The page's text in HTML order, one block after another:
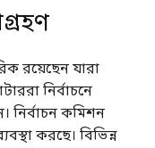
রয়েছেন যারা
নির্বাচনে
নির্বাচন কমিশন
করছে। বিভিন্ন